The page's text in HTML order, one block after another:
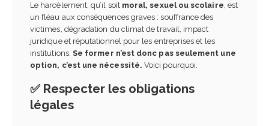
Le harcèlement, qu’il soit moral, sexuel ou scolaire, est
un fléau aux conséquences graves : souffrance des
victimes, dégradation du climat de travail, impact
juridique et réputationnel pour les entreprises et les
institutions. Se former n’est donc pas seulement une
option, c’est une nécessité. Voici pourquoi.
✅ Respecter les obligations
légales